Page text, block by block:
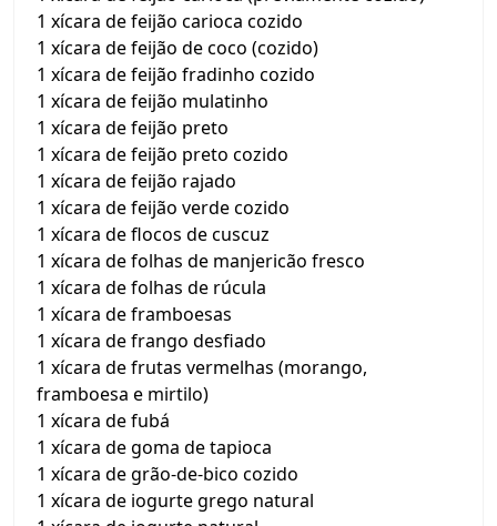
1 xícara de feijão carioca cozido
1 xícara de feijão de coco (cozido)
1 xícara de feijão fradinho cozido
1 xícara de feijão mulatinho
1 xícara de feijão preto
1 xícara de feijão preto cozido
1 xícara de feijão rajado
1 xícara de feijão verde cozido
1 xícara de flocos de cuscuz
1 xícara de folhas de manjericão fresco
1 xícara de folhas de rúcula
1 xícara de framboesas
1 xícara de frango desfiado
1 xícara de frutas vermelhas (morango,
framboesa e mirtilo)
1 xícara de fubá
1 xícara de goma de tapioca
1 xícara de grão-de-bico cozido
1 xícara de iogurte grego natural